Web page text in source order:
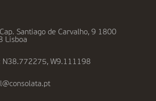
Santiago de Carvalho, 9 1800
Lisboa
N38.772275, W9.111198